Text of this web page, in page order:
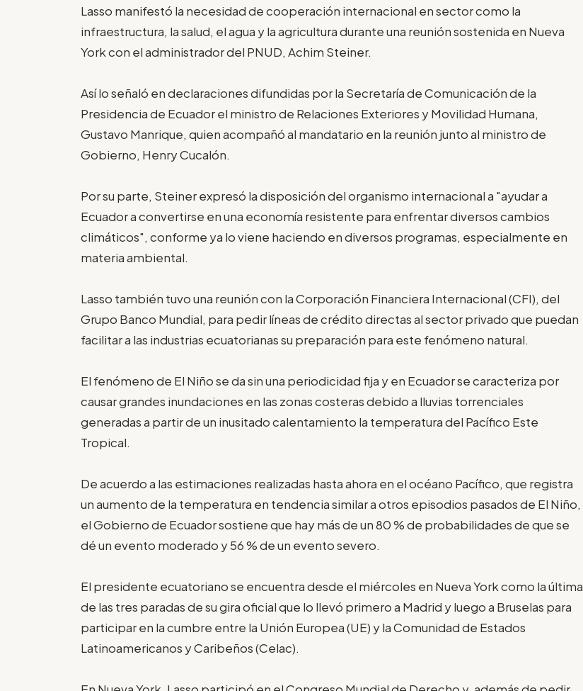
Lasso manifestó la necesidad de cooperación internacional en sector como la
infraestructura, la salud, el agua y la agricultura durante una reunión sostenida en Nueva
York con el administrador del PNUD, Achim Steiner.
Así lo señaló en declaraciones difundidas por la Secretaría de Comunicación de la
Presidencia de Ecuador el ministro de Relaciones Exteriores y Movilidad Humana,
Gustavo Manrique, quien acompañó al mandatario en la reunión junto al ministro de
Gobierno, Henry Cucalón.
Por su parte, Steiner expresó la disposición del organismo internacional a "ayudar a
Ecuador a convertirse en una economía resistente para enfrentar diversos cambios
climáticos", conforme ya lo viene haciendo en diversos programas, especialmente en
materia ambiental.
Lasso también tuvo una reunión con la Corporación Financiera Internacional (CFI), del
Grupo Banco Mundial, para pedir líneas de crédito directas al sector privado que puedan
facilitar a las industrias ecuatorianas su preparación para este fenómeno natural.
El fenómeno de El Niño se da sin una periodicidad fija y en Ecuador se caracteriza por
causar grandes inundaciones en las zonas costeras debido a lluvias torrenciales
generadas a partir de un inusitado calentamiento la temperatura del Pacífico Este
Tropical.
De acuerdo a las estimaciones realizadas hasta ahora en el océano Pacífico, que registra
un aumento de la temperatura en tendencia similar a otros episodios pasados de El Niño,
el Gobierno de Ecuador sostiene que hay más de un 80 % de probabilidades de que se
dé un evento moderado y 56 % de un evento severo.
El presidente ecuatoriano se encuentra desde el miércoles en Nueva York como la última
de las tres paradas de su gira oficial que lo llevó primero a Madrid y luego a Bruselas para
participar en la cumbre entre la Unión Europea (UE) y la Comunidad de Estados
Latinoamericanos y Caribeños (Celac).